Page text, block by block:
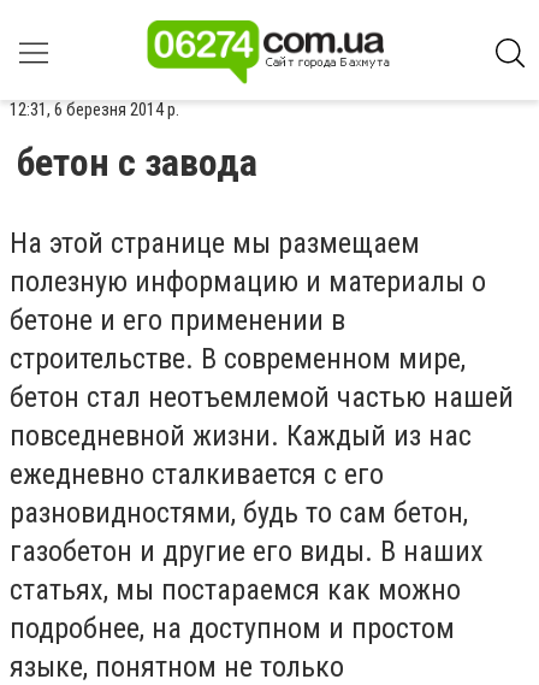
12:31, 6 березня 2014 р.
бетон с завода
На этой странице мы размещаем
полезную информацию и материалы о
бетоне и его применении в
строительстве. В современном мире,
бетон стал неотъемлемой частью нашей
повседневной жизни. Каждый из нас
ежедневно сталкивается с его
разновидностями, будь то сам бетон,
газобетон и другие его виды. В наших
статьях, мы постараемся как можно
подробнее, на доступном и простом
языке, понятном не только